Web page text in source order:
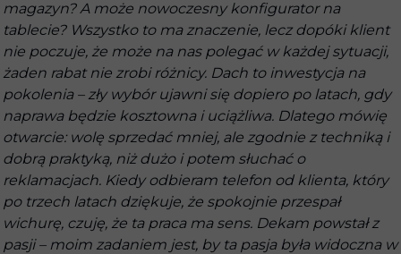
magazyn? A może nowoczesny konfigurator na
tablecie? Wszystko to ma znaczenie, lecz dopóki klient
nie poczuje, że może na nas polegać w każdej sytuacji,
żaden rabat nie zrobi różnicy. Dach to inwestycja na
pokolenia – zły wybór ujawni się dopiero po latach, gdy
naprawa będzie kosztowna i uciążliwa. Dlatego mówię
otwarcie: wolę sprzedać mniej, ale zgodnie z techniką i
dobrą praktyką, niż dużo i potem słuchać o
reklamacjach. Kiedy odbieram telefon od klienta, który
po trzech latach dziękuje, że spokojnie przespał
wichurę, czuję, że ta praca ma sens. Dekam powstał z
pasji – moim zadaniem jest, by ta pasja była widoczna w